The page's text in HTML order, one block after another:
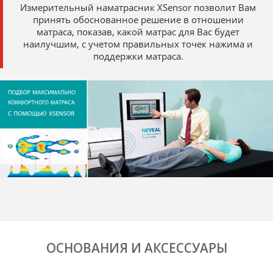
Измерительный наматрасник XSensor позволит Вам
принять обоснованное решение в отношении
матраса, показав, какой матрас для Вас будет
наилучшим, с учетом правильных точек нажима и
поддержки матраса.
ОСНОВАНИЯ И АКСЕССУАРЫ